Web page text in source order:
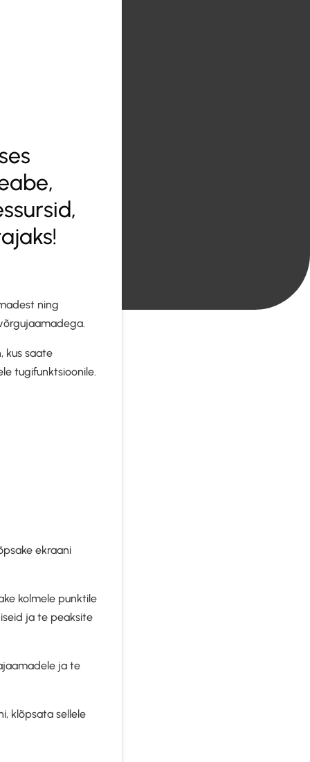
ning
kus saate
tugifunktsioonile.
ekraani
kolmele punktile
ja te peaksite
ja te
klõpsata sellele